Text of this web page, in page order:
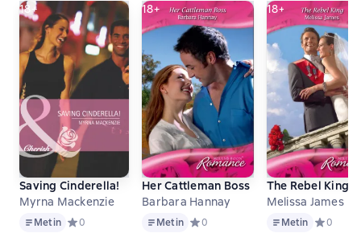
18+
Saving Cinderella!
Myrna Mackenzie
MetinMetin Средний рейтинг 0 на основе 0 оценок
0
18+
Her Cattleman Boss
Barbara Hannay
MetinMetin Средний рейтинг 0 на основе 0
0
18+
The Rebel King
Melissa James
MetinMetin Средний
0